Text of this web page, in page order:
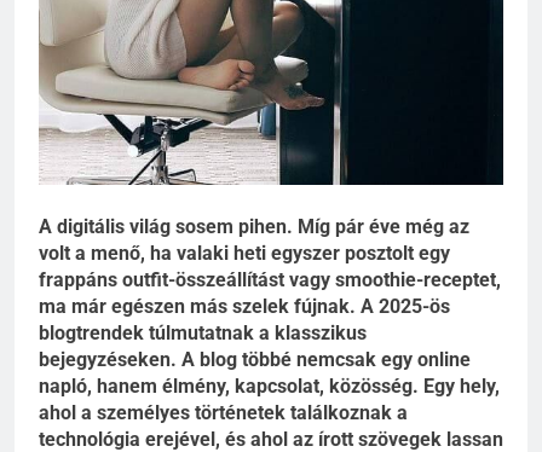
A digitális világ sosem pihen. Míg pár éve még az
volt a menő, ha valaki heti egyszer posztolt egy
frappáns outfit-összeállítást vagy smoothie-receptet,
ma már egészen más szelek fújnak. A 2025-ös
blogtrendek túlmutatnak a klasszikus
bejegyzéseken. A blog többé nemcsak egy online
napló, hanem élmény, kapcsolat, közösség. Egy hely,
ahol a személyes történetek találkoznak a
technológia erejével, és ahol az írott szövegek lassan